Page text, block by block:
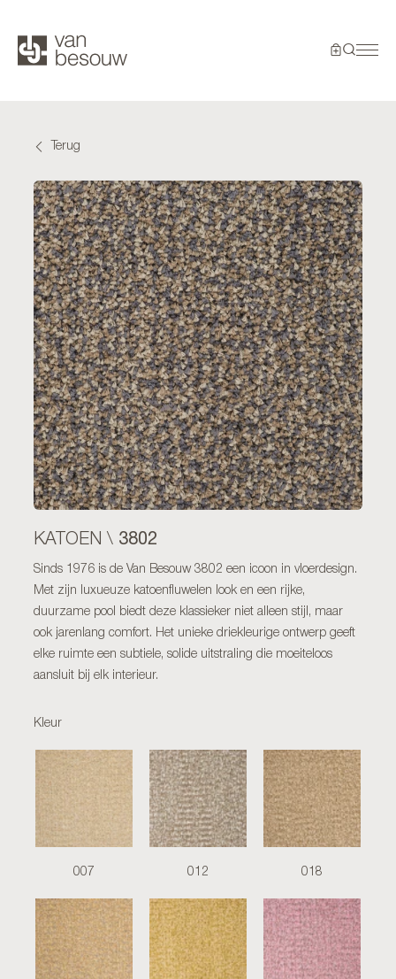
Terug
KATOEN \ 3802
Sinds 1976 is de Van Besouw 3802 een icoon in vloerdesign.
Met zijn luxueuze katoenfluwelen look en een rijke,
duurzame pool biedt deze klassieker niet alleen stijl, maar
ook jarenlang comfort. Het unieke driekleurige ontwerp geeft
elke ruimte een subtiele, solide uitstraling die moeiteloos
aansluit bij elk interieur.
Kleur
007 012 018